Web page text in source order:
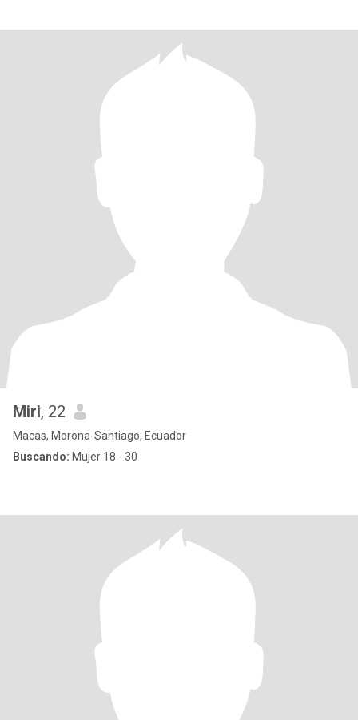
Miri, 22
Macas, Morona-Santiago, Ecuador
Buscando: Mujer 18 - 30